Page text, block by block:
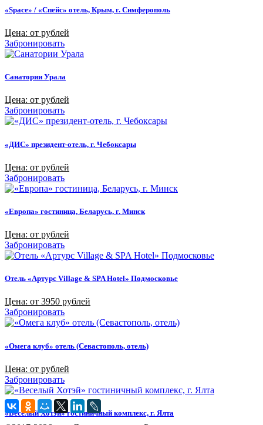
«Space» / «Спейс» отель, Крым, г. Симферополь
Цена: от рублей
Забронировать
Санатории Урала
Цена: от рублей
Забронировать
«ДИС» президент-отель, г. Чебоксары
Цена: от рублей
Забронировать
«Европа» гостиница, Беларусь, г. Минск
Цена: от рублей
Забронировать
Отель «Артурс Village & SPA Hotel» Подмосковье
Цена: от 3950 рублей
Забронировать
«Омега клуб» отель (Севастополь, отель)
Цена: от рублей
Забронировать
«Веселый Хотэй» гостиничный комплекс, г. Ялта